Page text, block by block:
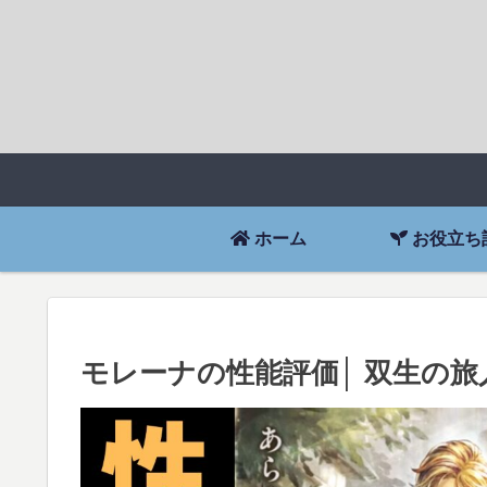
ホーム お役立ち
モレーナの性能評価│ 双生の